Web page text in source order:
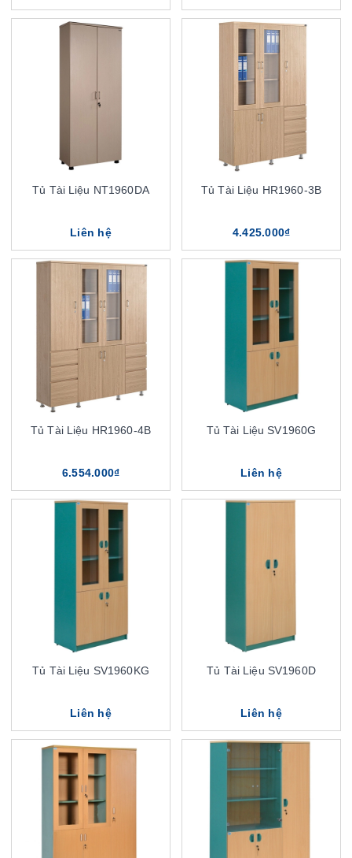
Tủ Tài Liệu NT1960DA
Liên hệ
Tủ Tài Liệu HR1960-3B
4.425.000₫
Tủ Tài Liệu HR1960-4B
6.554.000₫
Tủ Tài Liệu SV1960G
Liên hệ
Tủ Tài Liệu SV1960KG
Liên hệ
Tủ Tài Liệu SV1960D
Liên hệ